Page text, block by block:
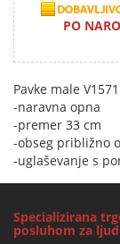
PO
Pavke male
-naravna opna
-premer 33 cm
-obseg približno
-uglaševanje s
Specializirana
posluhom za